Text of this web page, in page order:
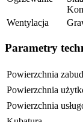
Wentylacja
Parametry
Powierzchnia
Powierzchnia
Powierzchnia